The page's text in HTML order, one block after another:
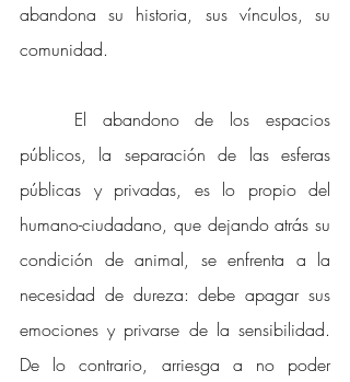
abandona su historia, sus vínculos, su
comunidad.
El abandono de los espacios
públicos, la separación de las esferas
públicas y privadas, es lo propio del
humano-ciudadano, que dejando atrás su
condición de animal, se enfrenta a la
necesidad de dureza: debe apagar sus
emociones y privarse de la sensibilidad.
De lo contrario, arriesga a no poder